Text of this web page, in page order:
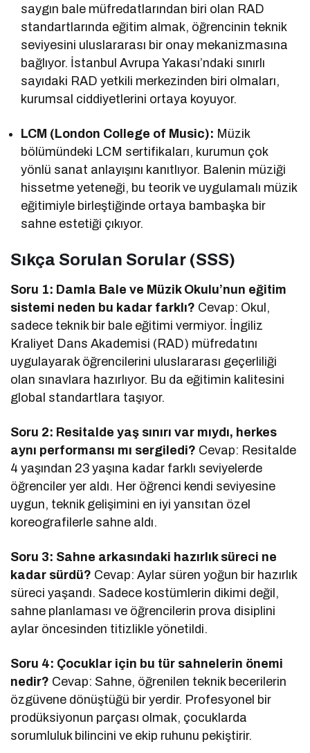
saygın bale müfredatlarından biri olan RAD
standartlarında eğitim almak, öğrencinin teknik
seviyesini uluslararası bir onay mekanizmasına
bağlıyor. İstanbul Avrupa Yakası’ndaki sınırlı
sayıdaki RAD yetkili merkezinden biri olmaları,
kurumsal ciddiyetlerini ortaya koyuyor.
LCM (London College of Music): Müzik
bölümündeki LCM sertifikaları, kurumun çok
yönlü sanat anlayışını kanıtlıyor. Balenin müziği
hissetme yeteneği, bu teorik ve uygulamalı müzik
eğitimiyle birleştiğinde ortaya bambaşka bir
sahne estetiği çıkıyor.
Sıkça Sorulan Sorular (SSS)
Soru 1: Damla Bale ve Müzik Okulu’nun eğitim
sistemi neden bu kadar farklı? Cevap: Okul,
sadece teknik bir bale eğitimi vermiyor. İngiliz
Kraliyet Dans Akademisi (RAD) müfredatını
uygulayarak öğrencilerini uluslararası geçerliliği
olan sınavlara hazırlıyor. Bu da eğitimin kalitesini
global standartlara taşıyor.
Soru 2: Resitalde yaş sınırı var mıydı, herkes
aynı performansı mı sergiledi? Cevap: Resitalde
4 yaşından 23 yaşına kadar farklı seviyelerde
öğrenciler yer aldı. Her öğrenci kendi seviyesine
uygun, teknik gelişimini en iyi yansıtan özel
koreografilerle sahne aldı.
Soru 3: Sahne arkasındaki hazırlık süreci ne
kadar sürdü? Cevap: Aylar süren yoğun bir hazırlık
süreci yaşandı. Sadece kostümlerin dikimi değil,
sahne planlaması ve öğrencilerin prova disiplini
aylar öncesinden titizlikle yönetildi.
Soru 4: Çocuklar için bu tür sahnelerin önemi
nedir? Cevap: Sahne, öğrenilen teknik becerilerin
özgüvene dönüştüğü bir yerdir. Profesyonel bir
prodüksiyonun parçası olmak, çocuklarda
sorumluluk bilincini ve ekip ruhunu pekiştirir.